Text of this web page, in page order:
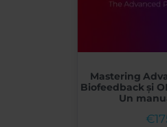
Mastering
Biofeedback și
Un
€